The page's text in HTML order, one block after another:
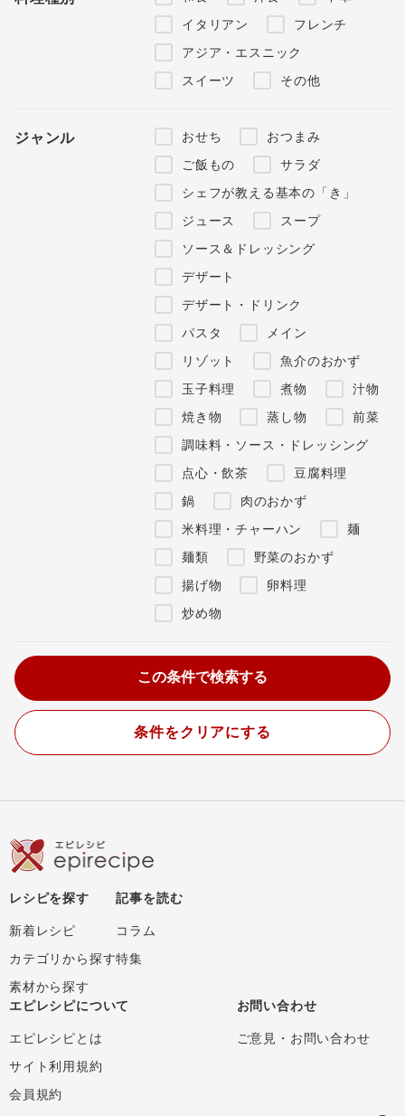
イタリアン
フレンチ
アジア・エスニック
スイーツ
その他
ジャンル おせち
おつまみ
ご飯もの
サラダ
シェフが教える基本の「き」
ジュース
スープ
ソース＆ドレッシング
デザート
デザート・ドリンク
パスタ
メイン
リゾット
魚介のおかず
玉子料理
煮物
汁物
焼き物
蒸し物
前菜
調味料・ソース・ドレッシング
点心・飲茶
豆腐料理
鍋
肉のおかず
米料理・チャーハン
麺
麺類
野菜のおかず
揚げ物
卵料理
炒め物
条件をクリアにする
レシピを探す
新着レシピ
カテゴリから探す
素材から探す
記事を読む
コラム
特集
エピレシピについて
エピレシピとは
サイト利用規約
会員規約
お問い合わせ
ご意見・お問い合わせ